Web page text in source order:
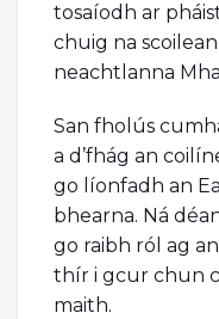
tosaíodh ar
chuig na
neachtlanna
San fholús
a d’fhág an
go líonfadh an
bhearna. Ná
go raibh ról ag
thír i gcur chun
maith.